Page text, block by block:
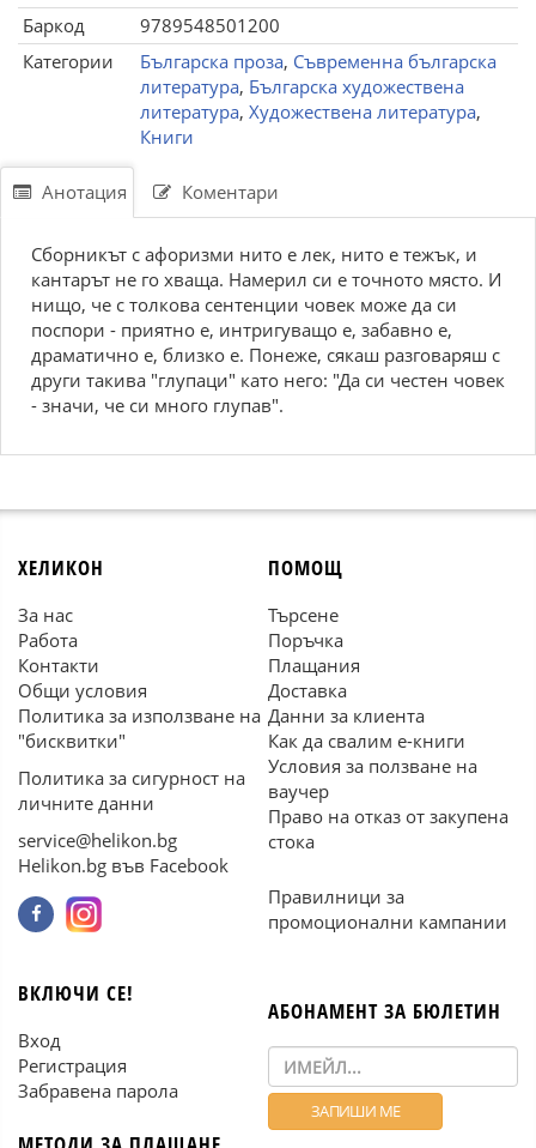
Баркод
9789548501200
Категории
Българска проза, Съвременна българска
литература, Българска художествена
литература, Художествена литература,
Книги
Анотация Коментари
Сборникът с афоризми нито е лек, нито е тежък, и
кантарът не го хваща. Намерил си е точното място. И
нищо, че с толкова сентенции човек може да си
поспори - приятно е, интригуващо е, забавно е,
драматично е, близко е. Понеже, сякаш разговаряш с
други такива "глупаци" като него: "Да си честен човек
- значи, че си много глупав".
ХЕЛИКОН
За нас
Работа
Контакти
Общи условия
Политика за използване на
"бисквитки"
Политика за сигурност на
личните данни
service@helikon.bg
Helikon.bg във Facebook
ПОМОЩ
Търсене
Поръчка
Плащания
Доставка
Данни за клиента
Как да свалим е-книги
Условия за ползване на
ваучер
Право на отказ от закупена
стока
Правилници за
промоционални кампании
ВКЛЮЧИ СЕ!
Вход
Регистрация
Забравена парола
АБОНАМЕНТ ЗА БЮЛЕТИН